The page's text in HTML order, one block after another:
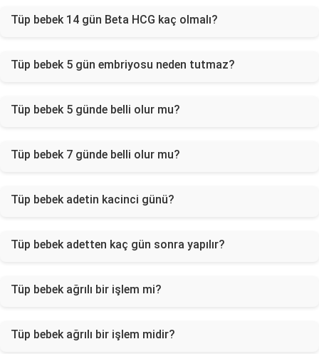
Tüp bebek 14 gün Beta HCG kaç olmalı?
Tüp bebek 5 gün embriyosu neden tutmaz?
Tüp bebek 5 günde belli olur mu?
Tüp bebek 7 günde belli olur mu?
Tüp bebek adetin kacinci günü?
Tüp bebek adetten kaç gün sonra yapılır?
Tüp bebek ağrılı bir işlem mi?
Tüp bebek ağrılı bir işlem midir?